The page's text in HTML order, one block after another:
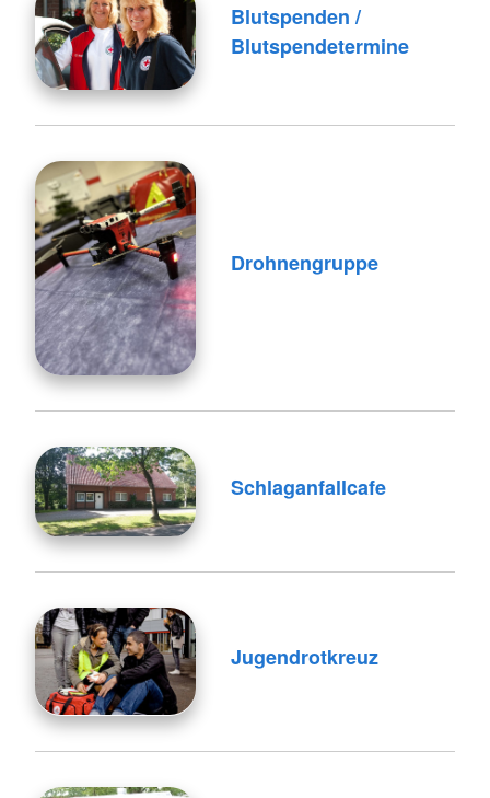
Blutspenden /
Blutspendetermine
Drohnengruppe
Schlaganfallcafe
Jugendrotkreuz